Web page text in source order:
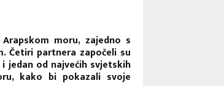
moru, zajedno s
Četiri partnera započeli su
jedan od najvećih svjetskih
kako bi pokazali svoje